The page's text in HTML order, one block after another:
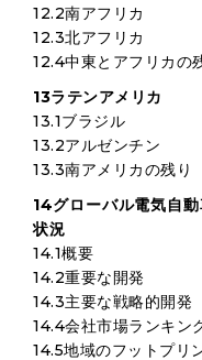
12.2南アフリカ
12.3北アフリカ
12.4中東とアフリカの
13ラテンアメリカ
13.1ブラジル
13.2アルゼンチン
13.3南アメリカの残り
14グローバル電気自
状況
14.1概要
14.2重要な開発
14.3主要な戦略的開発
14.4会社市場ランキン
14.5地域のフットプリ